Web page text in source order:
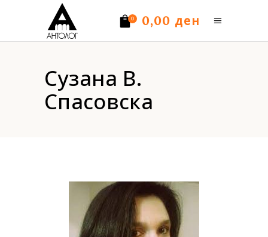
0 0,00 ден
Сузана В.
Спасовска